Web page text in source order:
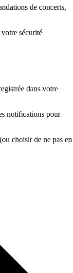
de concerts,
sécurité
dans votre
notifications pour
choisir de ne pas en